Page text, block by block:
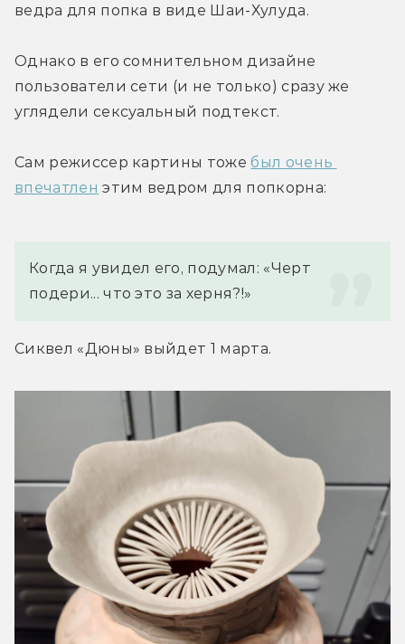
ведра для попка в виде Шаи-Хулуда.
Однако в его сомнительном дизайне
пользователи сети (и не только) сразу же
углядели сексуальный подтекст.
Сам режиссер картины тоже был очень
впечатлен этим ведром для попкорна:
Когда я увидел его, подумал: «Черт
подери... что это за херня?!»
Сиквел «Дюны» выйдет 1 марта.